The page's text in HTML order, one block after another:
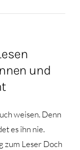
und
weisen. Denn
es ihn nie.
zum Leser Doch